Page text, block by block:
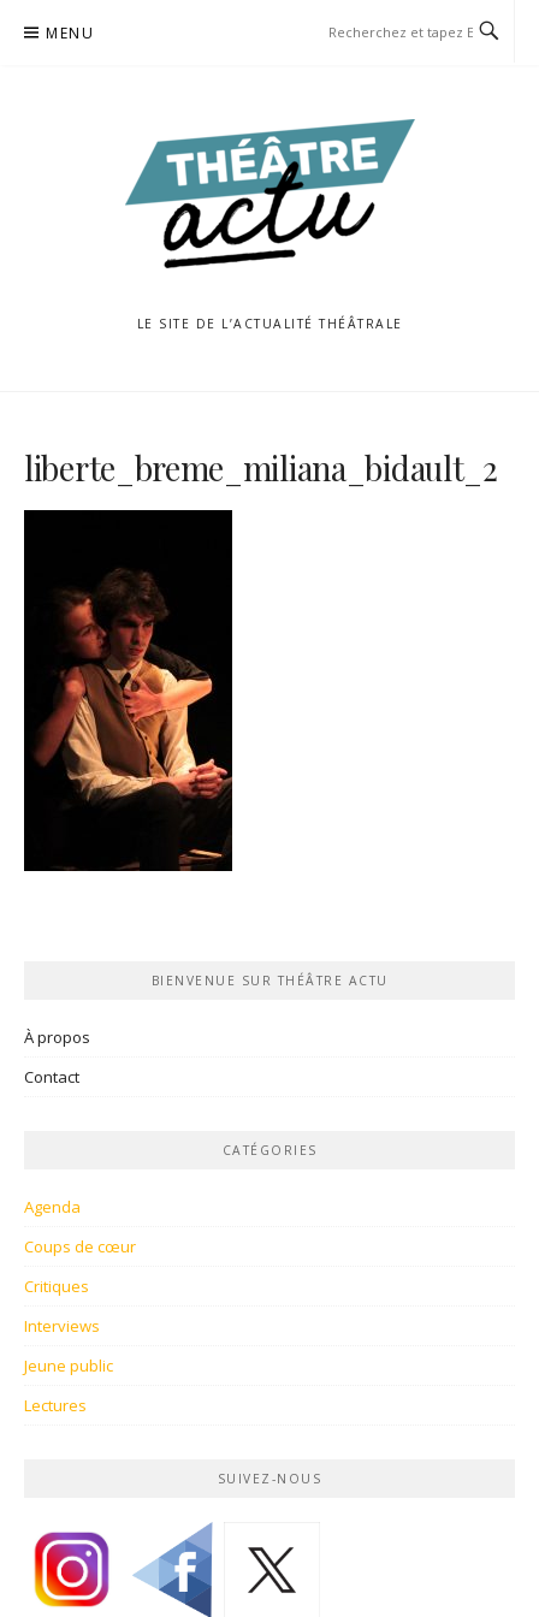
MENU
LE SITE DE L’ACTUALITÉ THÉÂTRALE
liberte_breme_miliana_bidault_2
BIENVENUE SUR THÉÂTRE ACTU
À propos
Contact
CATÉGORIES
Agenda
Coups de cœur
Critiques
Interviews
Jeune public
Lectures
SUIVEZ-NOUS